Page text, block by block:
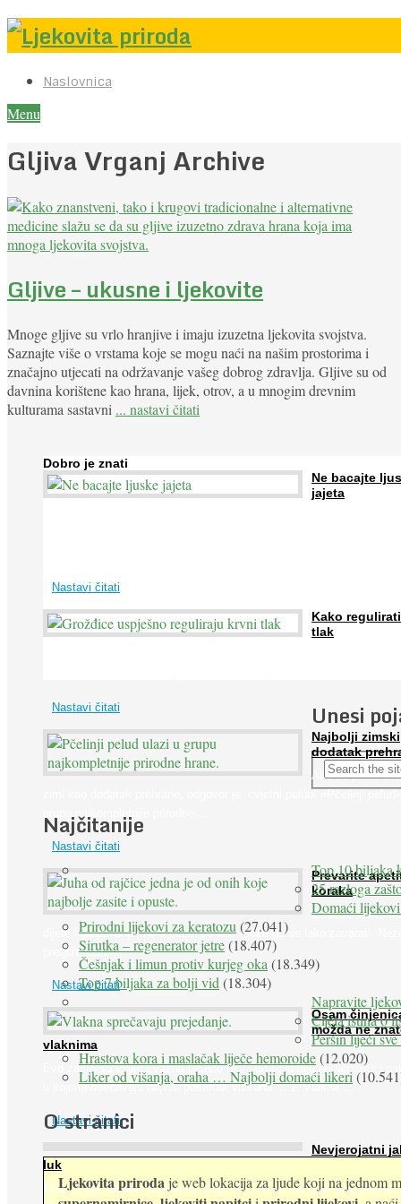
Naslovnica
Menu
Gljiva Vrganj Archive
Gljive – ukusne i ljekovite
Mnoge gljive su vrlo hranjive i imaju izuzetna ljekovita svojstva.
Saznajte više o vrstama koje se mogu naći na našim prostorima i
značajno utjecati na održavanje vašeg dobrog zdravlja. Gljive su od
davnina korištene kao hrana, lijek, otrov, a u mnogim drevnim
kulturama sastavni ... nastavi čitati
Dobro je znati
Ne bacajte
jajeta
Nastavi čitati
Kako
tlak
Nastavi čitati
Najbolji zimski
dodatak
Ako se pitate
grupu najkompletnije prirodne ...
Nastavi čitati
Prevarite
koraka
Želudac teško
dijete i gladovanje, no srećom po nas može ga se lako zavarati.
pretjeranu želju ...
Nastavi čitati
Osam
možda ne
vlaknima
Evo zašto su vlakna važna i zašto nas bombardiraju reklamama i
u kojima obećavaju najviši postotak vlakana ... 1. Vlakna ...
Nastavi čitati
Nevjerojatni
luk
Muče li vas tegobe vezane uz srce, oči i živce, od kojih pati većina
Unesi
Najčitanije
Top 10 biljaka
25 razloga
Domaći lijekovi
Prirodni lijekovi za keratozu (27.041)
Sirutka – regenerator jetre(18.407)
Češnjak i limun protiv kurjeg oka (18.349)
Top 7 biljaka za bolji vid (18.304)
Napravite
Cijela istina o
Peršin liječi
Hrastova kora i maslačak liječe hemoroide(12.020)
Liker od višanja, oraha … Najbolji domaći likeri
O stranici
Ljekovita prirodaje web lokacija za ljude koji na jednom